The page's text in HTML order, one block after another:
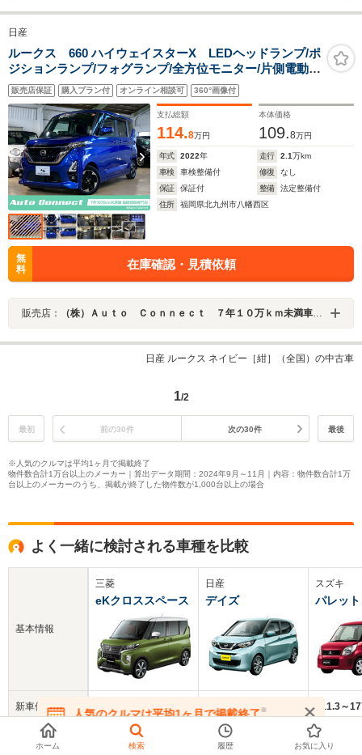
日産
ルークス 660 ハイウェイスターX LEDヘッドランプ/ポ
ジションランプ/フォグランプ/全方位モニター/片側電動ス
ライドドア/アルミホイール/タッチパネル式オートエアコ
ン/USB/
販売店保証 購入プラン付 オンライン相談可 360°画像付
支払総額
114.8万円
本体価格
109.8万円
年式 2022年 走行 2.1万km
車検
車検整備付 修復
なし
保証
保証付 整備
法定整備付
住所
福岡県北九州市八幡西区
無
料
在庫確認・見積依頼
販売店： （株）Ａｕｔｏ Ｃｏｎｎｅｃｔ ７年１０万ｋｍ未満車 高価買取専門店
日産 ルークス ネイビー［紺］（全国）の中古車
1/2
最初 前の30件 次の30件 最後
※人気のクルマは平均1ヶ月で掲載終了
物件数合計1万台以上のメーカー｜算出データ期間：2024年9月～11月｜内容：物件数合計1万
台以上のメーカーのうち、掲載が終了した物件数が1,000台以上の場合
よく一緒に検討される車種を比較
基本情報
新車価格
中古車
三菱
eKクロススペース
165.6～220万円
130.2万円
日産
デイズ
127.3～221.8万円
117.9万円
スズキ
パレット
111.3～
26.5万円
人気のクルマは平均1ヶ月で掲載終了※
在庫が無くなる前にお問い合わせください
ホーム 検索 履歴 お気に入り